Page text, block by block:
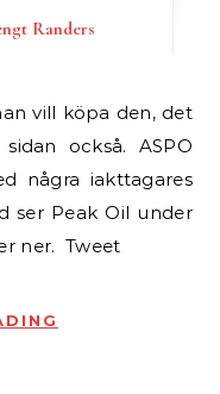
Randers
också. ASPO
några iakttagares
ser Peak Oil under
ner. Tweet